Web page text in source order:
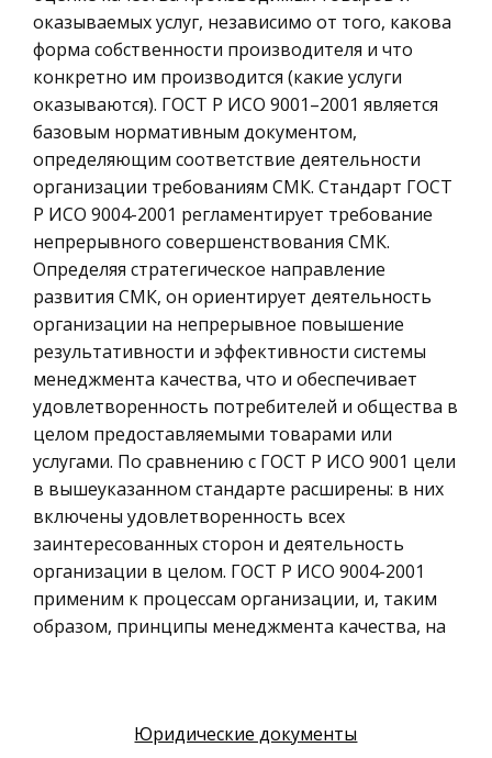
стран
Транспорт
Банковское дело и кредитование
Здоровье
Астрономия
Биржевое дело
Биология
Экономико-математическое
моделирование
Российское предпринимательское право
Искусство
Физкультура и Спорт, Здоровье
Гражданская оборона
Геология
Религия
Уголовный процесс
Таможенное право
Международное частное право
Материаловедение
Большое число управляемых степеней свободы
аппарата требует сложной компоновки,
разработки высокоэффективных приводо
Природа конфликтов в организациях, методы
управления конфликтной ситуацией
Сегодняшние теоретики управления признают,
что полное отсутствие внутри организации
конфликта - условие не только невозможное,
но и нежелательное. В данном реферате автор
попытается раскрыть природу к
оказываемых услуг, независимо от того, какова
форма собственности производителя и что
конкретно им производится (какие услуги
оказываются). ГОСТ Р ИСО 9001–2001 является
базовым нормативным документом,
определяющим соответствие деятельности
организации требованиям СМК. Стандарт ГОСТ
Р ИСО 9004-2001 регламентирует требование
непрерывного совершенствования СМК.
Определяя стратегическое направление
развития СМК, он ориентирует деятельность
организации на непрерывное повышение
результативности и эффективности системы
менеджмента качества, что и обеспечивает
удовлетворенность потребителей и общества в
целом предоставляемыми товарами или
услугами. По сравнению с ГОСТ Р ИСО 9001 цели
в вышеуказанном стандарте расширены: в них
включены удовлетворенность всех
заинтересованных сторон и деятельность
организации в целом. ГОСТ Р ИСО 9004-2001
применим к процессам организации, и, таким
образом, принципы менеджмента качества, на
Настоящее второе издание ИСО 9004 отменяет
Юридические документы